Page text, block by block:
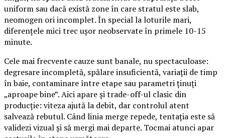
uniform sau dacă există zone în care stratul este slab,
neomogen ori incomplet. În special la loturile mari,
diferențele mici trec ușor neobservate în primele 10-15
minute.
Cele mai frecvente cauze sunt banale, nu spectaculoase:
degresare incompletă, spălare insuficientă, variații de timp
în baie, contaminare între etape sau parametri ținuți
„aproape bine”. Aici apare și trade-off-ul clasic din
producție: viteza ajută la debit, dar controlul atent
salvează rebutul. Când linia merge repede, tentația este să
validezi vizual și să mergi mai departe. Tocmai atunci apar